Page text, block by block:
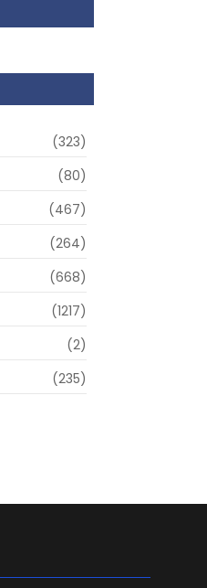
(323)
(80)
(467)
(264)
(668)
(1217)
(2)
(235)